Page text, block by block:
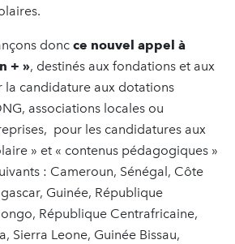
donc ce nouvel appel à
+ », destinés aux fondations et aux
candidature aux dotations
associations locales ou
pour les candidatures aux
» et « contenus pédagogiques »
: Cameroun, Sénégal, Côte
Guinée, République
République Centrafricaine,
Sierra Leone, Guinée Bissau,